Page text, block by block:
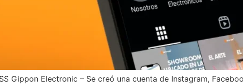
Gippon Electronic – Se creó una cuenta de Instagram,